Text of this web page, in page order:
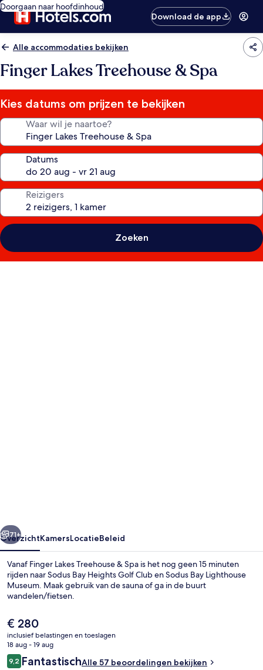
Doorgaan naar hoofdinhoud
Download de app
Alle accommodaties bekijken
Finger Lakes Treehouse & Spa
Kies datums om prijzen te bekijken
Waar wil je naartoe?
Datums
Reizigers
Zoeken
Exterieur
Volgende
71+
OverzichtKamersLocatieBeleid
Vanaf Finger Lakes Treehouse & Spa is het nog geen 15 minuten
rijden naar Sodus Bay Heights Golf Club en Sodus Bay Lighthouse
Museum. Maak gebruik van de sauna of ga in de buurt
wandelen/fietsen.
De
huidige
prijs
is
€ 280
€ 280
inclusief belastingen en toeslagen
18 aug - 19 aug
Beoordelingen
9,29,2 op 10 –
FantastischAlle 57 beoordelingen bekijken